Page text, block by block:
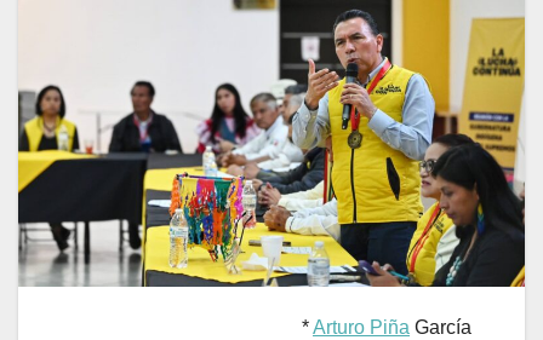
*Arturo Piña García